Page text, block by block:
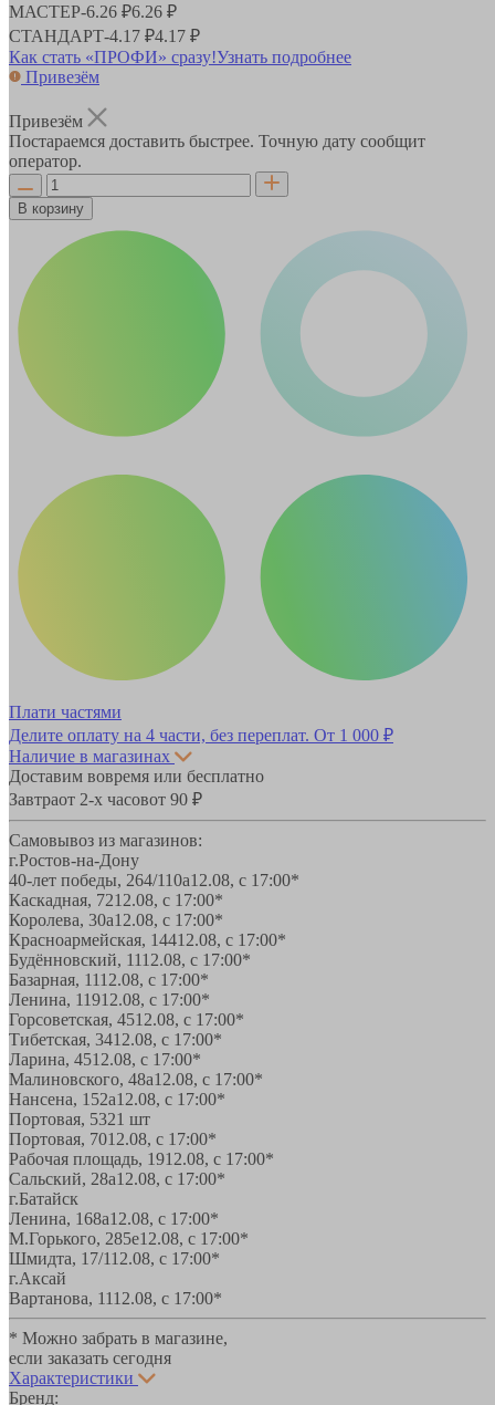
МАСТЕР-6.26 ₽6.26 ₽
СТАНДАРТ-4.17 ₽4.17 ₽
Как стать «ПРОФИ» сразу!Узнать подробнее
Привезём
Привезём
Постараемся доставить быстрее. Точную дату сообщит
оператор.
В корзину
Плати частями
Делите оплату на 4 части, без переплат. От 1 000 ₽
Наличие в магазинах
Доставим вовремя или бесплатно
Завтраот 2-х часовот 90 ₽
Самовывоз из магазинов:
г.Ростов-на-Дону
40-лет победы, 264/110а12.08, с 17:00*
Каскадная, 7212.08, с 17:00*
Королева, 30а12.08, с 17:00*
Красноармейская, 14412.08, с 17:00*
Будённовский, 1112.08, с 17:00*
Базарная, 1112.08, с 17:00*
Ленина, 11912.08, с 17:00*
Горсоветская, 4512.08, с 17:00*
Тибетская, 3412.08, с 17:00*
Ларина, 4512.08, с 17:00*
Малиновского, 48а12.08, с 17:00*
Нансена, 152а12.08, с 17:00*
Портовая, 5321 шт
Портовая, 7012.08, с 17:00*
Рабочая площадь, 1912.08, с 17:00*
Сальский, 28a12.08, с 17:00*
г.Батайск
Ленина, 168а12.08, с 17:00*
М.Горького, 285е12.08, с 17:00*
Шмидта, 17/112.08, с 17:00*
г.Аксай
Вартанова, 1112.08, с 17:00*
* Можно забрать в магазине,
если заказать сегодня
Характеристики
Бренд: